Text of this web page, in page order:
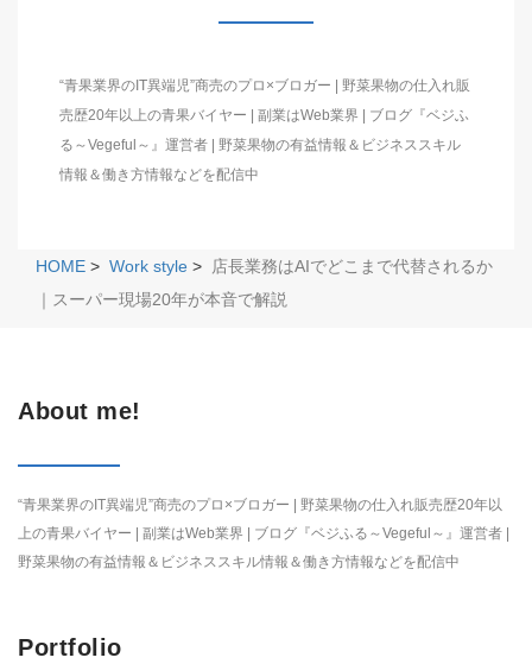
“青果業界のIT異端児”商売のプロ×ブロガー | 野菜果物の仕入れ販
売歴20年以上の青果バイヤー | 副業はWeb業界 | ブログ『ベジふ
る～Vegeful～』運営者 | 野菜果物の有益情報＆ビジネススキル
情報＆働き方情報などを配信中
HOME > Work style >
店長業務はAIでどこまで代替されるか
｜スーパー現場20年が本音で解説
About me!
“青果業界のIT異端児”商売のプロ×ブロガー | 野菜果物の仕入れ販売歴20年以
上の青果バイヤー | 副業はWeb業界 | ブログ『ベジふる～Vegeful～』運営者 |
野菜果物の有益情報＆ビジネススキル情報＆働き方情報などを配信中
Portfolio